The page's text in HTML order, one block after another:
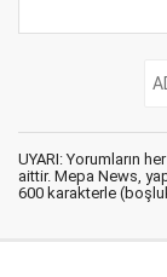
UYARI: Yorumların
aittir. Mepa News,
600 karakterle